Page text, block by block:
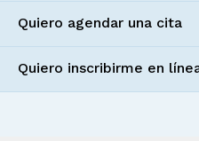
Quiero agendar una cita
Quiero inscribirme en